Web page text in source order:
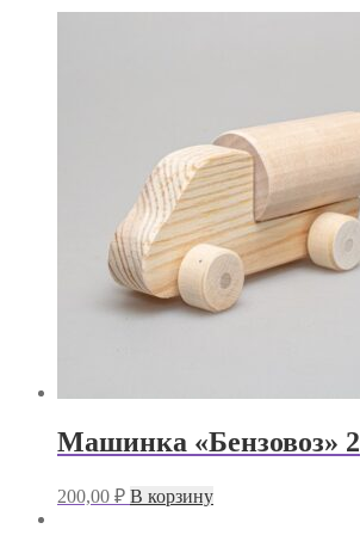
Машинка «Бензовоз» 2
200,00 ₽ В корзину